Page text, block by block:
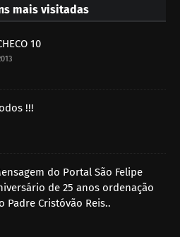
mais visitadas
10
!!!
do Portal São Felipe
de 25 anos ordenação
Padre Cristóvão Reis..